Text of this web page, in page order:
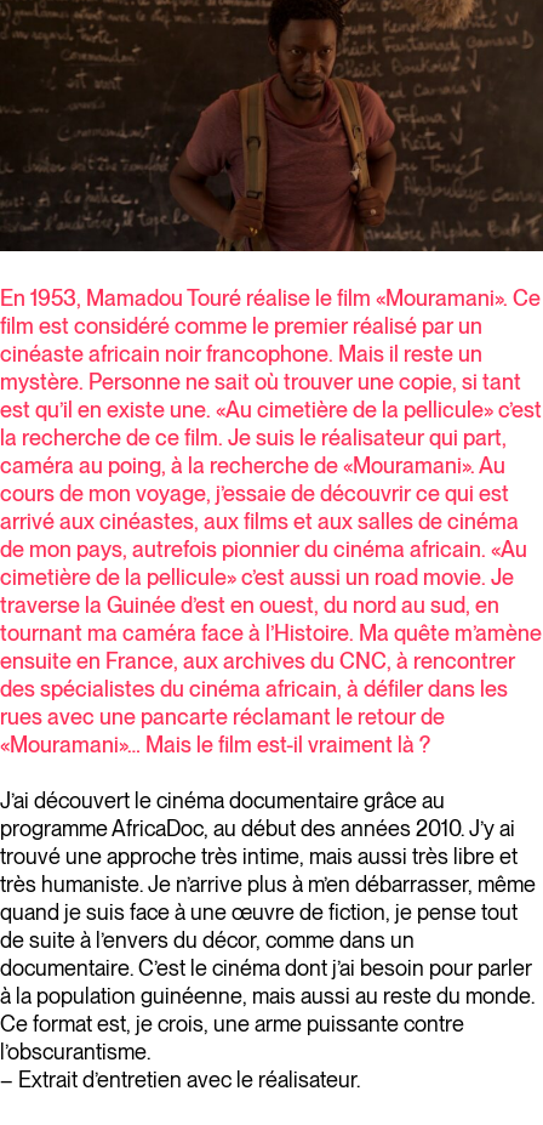
En 1953, Mamadou Touré réalise le film «Mouramani». Ce
film est considéré comme le premier réalisé par un
cinéaste africain noir francophone. Mais il reste un
mystère. Personne ne sait où trouver une copie, si tant
est qu’il en existe une. «Au cimetière de la pellicule» c’est
la recherche de ce film. Je suis le réalisateur qui part,
caméra au poing, à la recherche de «Mouramani». Au
cours de mon voyage, j’essaie de découvrir ce qui est
arrivé aux cinéastes, aux films et aux salles de cinéma
de mon pays, autrefois pionnier du cinéma africain. «Au
cimetière de la pellicule» c’est aussi un road movie. Je
traverse la Guinée d’est en ouest, du nord au sud, en
tournant ma caméra face à l’Histoire. Ma quête m’amène
ensuite en France, aux archives du CNC, à rencontrer
des spécialistes du cinéma africain, à défiler dans les
rues avec une pancarte réclamant le retour de
«Mouramani»… Mais le film est-il vraiment là ?
J’ai découvert le cinéma documentaire grâce au
programme AfricaDoc, au début des années 2010. J’y ai
trouvé une approche très intime, mais aussi très libre et
très humaniste. Je n’arrive plus à m’en débarrasser, même
quand je suis face à une œuvre de fiction, je pense tout
de suite à l’envers du décor, comme dans un
documentaire. C’est le cinéma dont j’ai besoin pour parler
à la population guinéenne, mais aussi au reste du monde.
Ce format est, je crois, une arme puissante contre
l’obscurantisme.
– Extrait d’entretien avec le réalisateur.